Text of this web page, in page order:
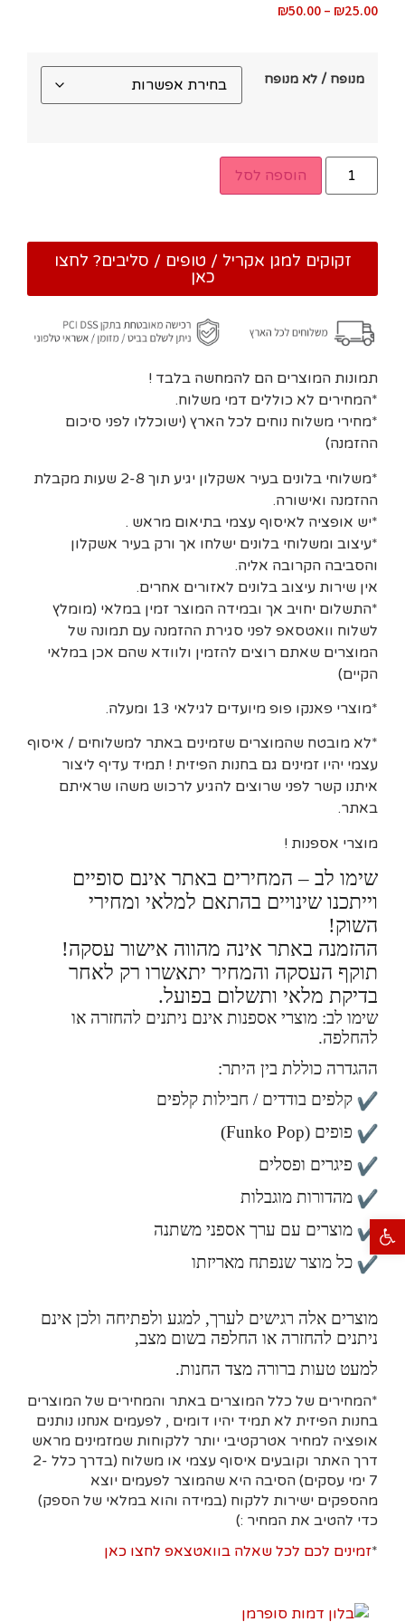
פתח סרגל נגישות
₪25.00
–
₪50.00
מנופח / לא מנופח
הוספה לסל
זקוקים למגן אקריל / טופים / סליבים? לחצו
כאן
תמונות המוצרים הם להמחשה בלבד !
*המחירים לא כוללים דמי משלוח.
*מחירי משלוח נוחים לכל הארץ (ישוכללו לפני סיכום
ההזמנה)
*משלוחי בלונים בעיר אשקלון יגיע תוך 2-8 שעות מקבלת
ההזמנה ואישורה.
*יש אופציה לאיסוף עצמי בתיאום מראש .
*עיצוב ומשלוחי בלונים ישלחו אך ורק בעיר אשקלון
והסביבה הקרובה אליה.
אין שירות עיצוב בלונים לאזורים אחרים.
*התשלום יחויב אך ובמידה המוצר זמין במלאי (מומלץ
לשלוח וואטסאפ לפני סגירת ההזמנה עם תמונה של
המוצרים שאתם רוצים להזמין ולוודא שהם אכן במלאי
הקיים)
*מוצרי פאנקו פופ מיועדים לגילאי 13 ומעלה.
*לא מובטח שהמוצרים שזמינים באתר למשלוחים / איסוף
עצמי יהיו זמינים גם בחנות הפיזית ! תמיד עדיף ליצור
איתנו קשר לפני שרוצים להגיע לרכוש משהו שראיתם
באתר.
מוצרי אספנות !
שימו לב – המחירים באתר אינם סופיים
וייתכנו שינויים בהתאם למלאי ומחירי
השוק!
ההזמנה באתר אינה מהווה אישור עסקה!
תוקף העסקה והמחיר יתאשרו רק לאחר
בדיקת מלאי ותשלום בפועל.
שימו לב: מוצרי אספנות אינם ניתנים להחזרה או
להחלפה.
ההגדרה כוללת בין היתר:
קלפים בודדים / חבילות קלפים
פופים (Funko Pop)
פיגרים ופסלים
מהדורות מוגבלות
מוצרים עם ערך אספני משתנה
כל מוצר שנפתח מאריזתו
מוצרים אלה רגישים לערך, למגע ולפתיחה ולכן אינם
ניתנים להחזרה או החלפה בשום מצב,
למעט טעות ברורה מצד החנות.
*המחירים של כלל המוצרים באתר והמחירים של המוצרים
בחנות הפיזית לא תמיד יהיו דומים , לפעמים אנחנו נותנים
אופציה למחיר אטרקטיבי יותר ללקוחות שמזמינים מראש
דרך האתר וקובעים איסוף עצמי או משלוח (בדרך כלל 2-
7 ימי עסקים)
הסיבה היא שהמוצר לפעמים יוצא
מהספקים ישירות ללקוח (במידה והוא במלאי של הספק)
כדי להטיב את המחיר :)
*זמינים לכם לכל שאלה בוואטצאפ לחצו כאן